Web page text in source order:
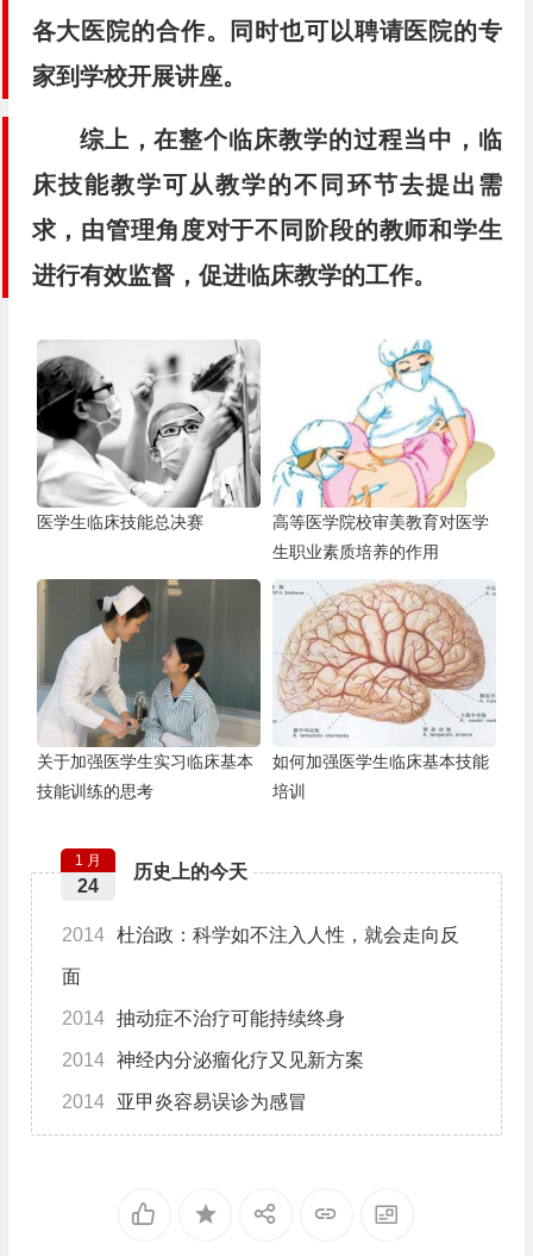
各大医院的合作。同时也可以聘请医院的专
家到学校开展讲座。
综上，在整个临床教学的过程当中，临
床技能教学可从教学的不同环节去提出需
求，由管理角度对于不同阶段的教师和学生
进行有效监督，促进临床教学的工作。
医学生临床技能总决赛
高等医学院校审美教育对医学
生职业素质培养的作用
关于加强医学生实习临床基本
技能训练的思考
如何加强医学生临床基本技能
培训
历史上的今天
1 月
24
2014 杜治政：科学如不注入人性，就会走向反
面
2014 抽动症不治疗可能持续终身
2014 神经内分泌瘤化疗又见新方案
2014 亚甲炎容易误诊为感冒